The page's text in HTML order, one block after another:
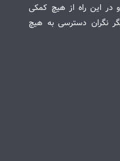
در این راه از هیچ کمکی
نگران دسترسی به هیچ